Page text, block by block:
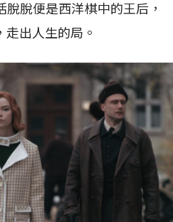
脫便是西洋棋中的王后，
出人生的局。